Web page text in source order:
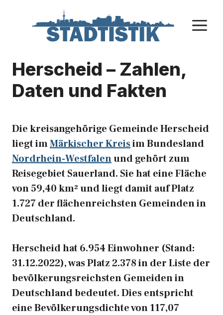
Herscheid – Zahlen,
Daten und Fakten
Die kreisangehörige Gemeinde Herscheid
liegt imMärkischer Kreisim Bundesland
Nordrhein-Westfalenund gehört zum
Reisegebiet Sauerland. Sie hat eine Fläche
von 59,40 km² und liegt damit auf Platz
1.727 der flächenreichsten Gemeinden in
Deutschland.
Herscheid hat 6.954 Einwohner (Stand:
31.12.2022), was Platz 2.378 in der Liste der
bevölkerungsreichsten Gemeiden in
Deutschland bedeutet. Dies entspricht
eine Bevölkerungsdichte von 117,07